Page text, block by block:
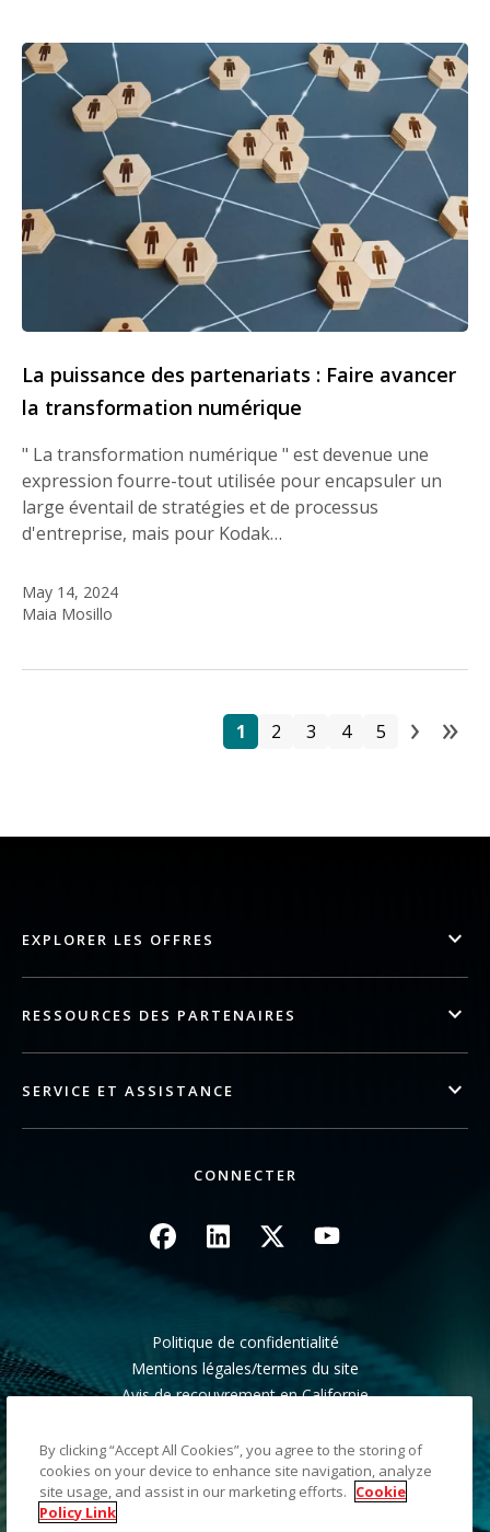
La puissance des partenariats : Faire avancer
la transformation numérique
" La transformation numérique " est devenue une
expression fourre-tout utilisée pour encapsuler un
large éventail de stratégies et de processus
d'entreprise, mais pour Kodak…
May 14, 2024
Maia Mosillo
Page
1 Page
2 Page
3 Page
4 Page
5 › »
EXPLORER LES OFFRES
RESSOURCES DES PARTENAIRES
SERVICE ET ASSISTANCE
CONNECTER
Image Image Image Image
Politique de confidentialité
Mentions légales/termes du site
Avis de recouvrement en Californie
Plan du site
©2026 Kodak Alaris LLC TM/MC/MR : Alaris, ScanMate.
Toutes les marques commerciales et les dénominations
By clicking “Accept All Cookies”, you agree to the storing of
cookies on your device to enhance site navigation, analyze
site usage, and assist in our marketing efforts. Cookie
Policy Link